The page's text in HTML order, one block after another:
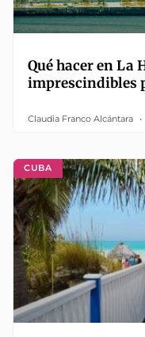
Qué hacer en La
imprescindibles
Claudia Franco Alcántara
CUBA